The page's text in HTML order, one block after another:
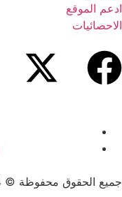
ادعم الموقع
الاحصائيات
جميع الحقوق محفوظة © 2024